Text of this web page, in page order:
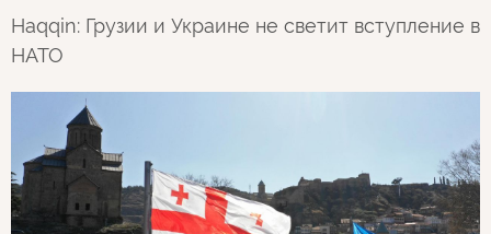
Haqqin: Грузии и Украине не светит вступление в
НАТО